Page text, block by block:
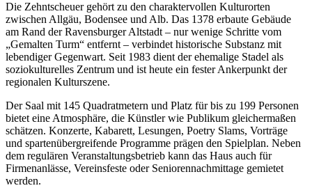
Die Zehntscheuer gehört zu den charaktervollen Kulturorten
zwischen Allgäu, Bodensee und Alb. Das 1378 erbaute Gebäude
am Rand der Ravensburger Altstadt – nur wenige Schritte vom
„Gemalten Turm“ entfernt – verbindet historische Substanz mit
lebendiger Gegenwart. Seit 1983 dient der ehemalige Stadel als
soziokulturelles Zentrum und ist heute ein fester Ankerpunkt der
regionalen Kulturszene.
Der Saal mit 145 Quadratmetern und Platz für bis zu 199 Personen
bietet eine Atmosphäre, die Künstler wie Publikum gleichermaßen
schätzen. Konzerte, Kabarett, Lesungen, Poetry Slams, Vorträge
und spartenübergreifende Programme prägen den Spielplan. Neben
dem regulären Veranstaltungsbetrieb kann das Haus auch für
Firmenanlässe, Vereinsfeste oder Seniorennachmittage gemietet
werden.